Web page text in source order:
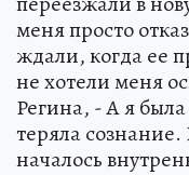
меня просто
ждали, когда ее
не хотели меня
Регина, - А я
теряла
началось